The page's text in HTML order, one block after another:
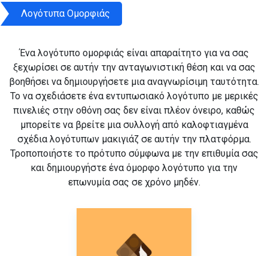
Λογότυπα Ομορφιάς
Ένα λογότυπο ομορφιάς είναι απαραίτητο για να σας
ξεχωρίσει σε αυτήν την ανταγωνιστική θέση και να σας
βοηθήσει να δημιουργήσετε μια αναγνωρίσιμη ταυτότητα.
Το να σχεδιάσετε ένα εντυπωσιακό λογότυπο με μερικές
πινελιές στην οθόνη σας δεν είναι πλέον όνειρο, καθώς
μπορείτε να βρείτε μια συλλογή από καλοφτιαγμένα
σχέδια λογότυπων μακιγιάζ σε αυτήν την πλατφόρμα.
Τροποποιήστε το πρότυπο σύμφωνα με την επιθυμία σας
και δημιουργήστε ένα όμορφο λογότυπο για την
επωνυμία σας σε χρόνο μηδέν.